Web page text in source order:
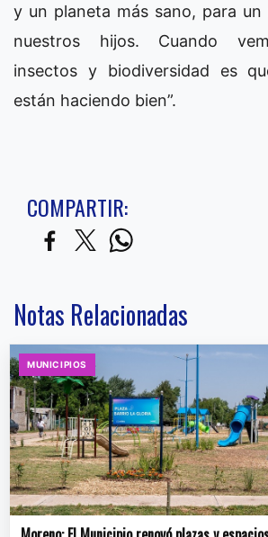
y un planeta más sano, para
nuestros hijos. Cuando
insectos y biodiversidad es
están haciendo bien”.
COMPARTIR:
Notas Relacionadas
MUNICIPIOS